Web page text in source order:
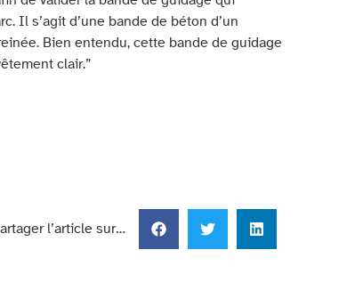
Il s’agit d’une bande de béton d’un
Bien entendu, cette bande de guidage
clair.”
l’article sur…